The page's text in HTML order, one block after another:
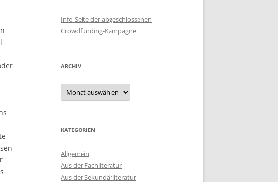
Info-Seite der abgeschlossenen
Crowdfunding-Kampagne
ARCHIV
Archiv
KATEGORIEN
Allgemein
Aus der Fachliteratur
Aus der Sekundärliteratur